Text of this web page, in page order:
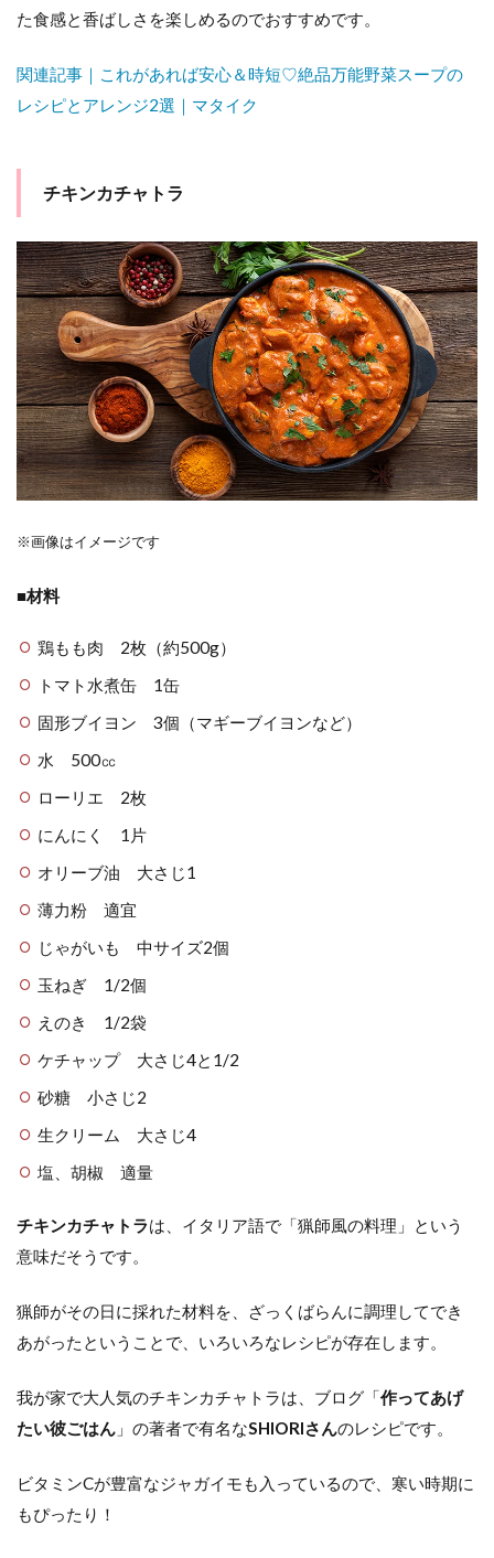
た食感と香ばしさを楽しめるのでおすすめです。
関連記事｜これがあれば安心＆時短♡絶品万能野菜スープの
レシピとアレンジ2選｜マタイク
チキンカチャトラ
※画像はイメージです
■材料
鶏もも肉 2枚（約500g）
トマト水煮缶 1缶
固形ブイヨン 3個（マギーブイヨンなど）
水 500㏄
ローリエ 2枚
にんにく 1片
オリーブ油 大さじ1
薄力粉 適宜
じゃがいも 中サイズ2個
玉ねぎ 1/2個
えのき 1/2袋
ケチャップ 大さじ4と1/2
砂糖 小さじ2
生クリーム 大さじ4
塩、胡椒 適量
チキンカチャトラは、イタリア語で「猟師風の料理」という
意味だそうです。
猟師がその日に採れた材料を、ざっくばらんに調理してでき
あがったということで、いろいろなレシピが存在します。
我が家で大人気のチキンカチャトラは、ブログ「作ってあげ
たい彼ごはん 」の著者で有名なSHIORIさんのレシピです。
ビタミンCが豊富なジャガイモも入っているので、寒い時期に
もぴったり！